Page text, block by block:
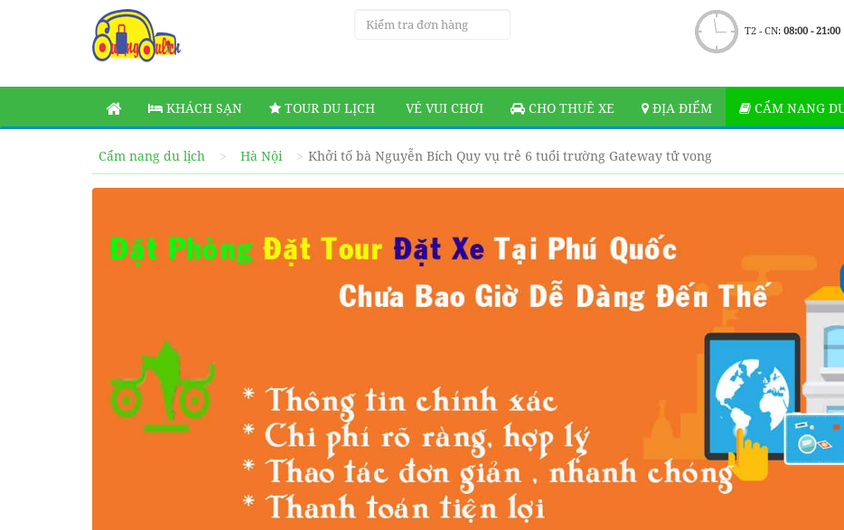
T2 - CN: 08:00 - 21:00
KHÁCH SẠN TOUR DU LỊCH VÉ VUI CHƠI CHO THUÊ XE ĐỊA ĐIỂM CẨM NANG
Cẩm nang du lịch Hà Nội Khởi tố bà Nguyễn Bích Quy vụ trẻ 6 tuổi trường Gateway tử vong